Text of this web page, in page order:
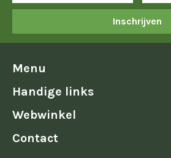
Inschrijven
Menu
Handige links
Webwinkel
Contact